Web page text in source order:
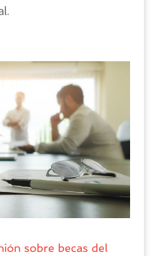
sobre becas del